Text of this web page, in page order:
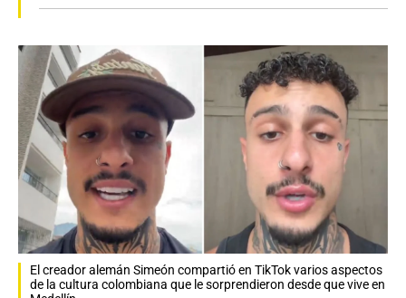
El creador alemán Simeón compartió en TikTok varios aspectos
de la cultura colombiana que le sorprendieron desde que vive en